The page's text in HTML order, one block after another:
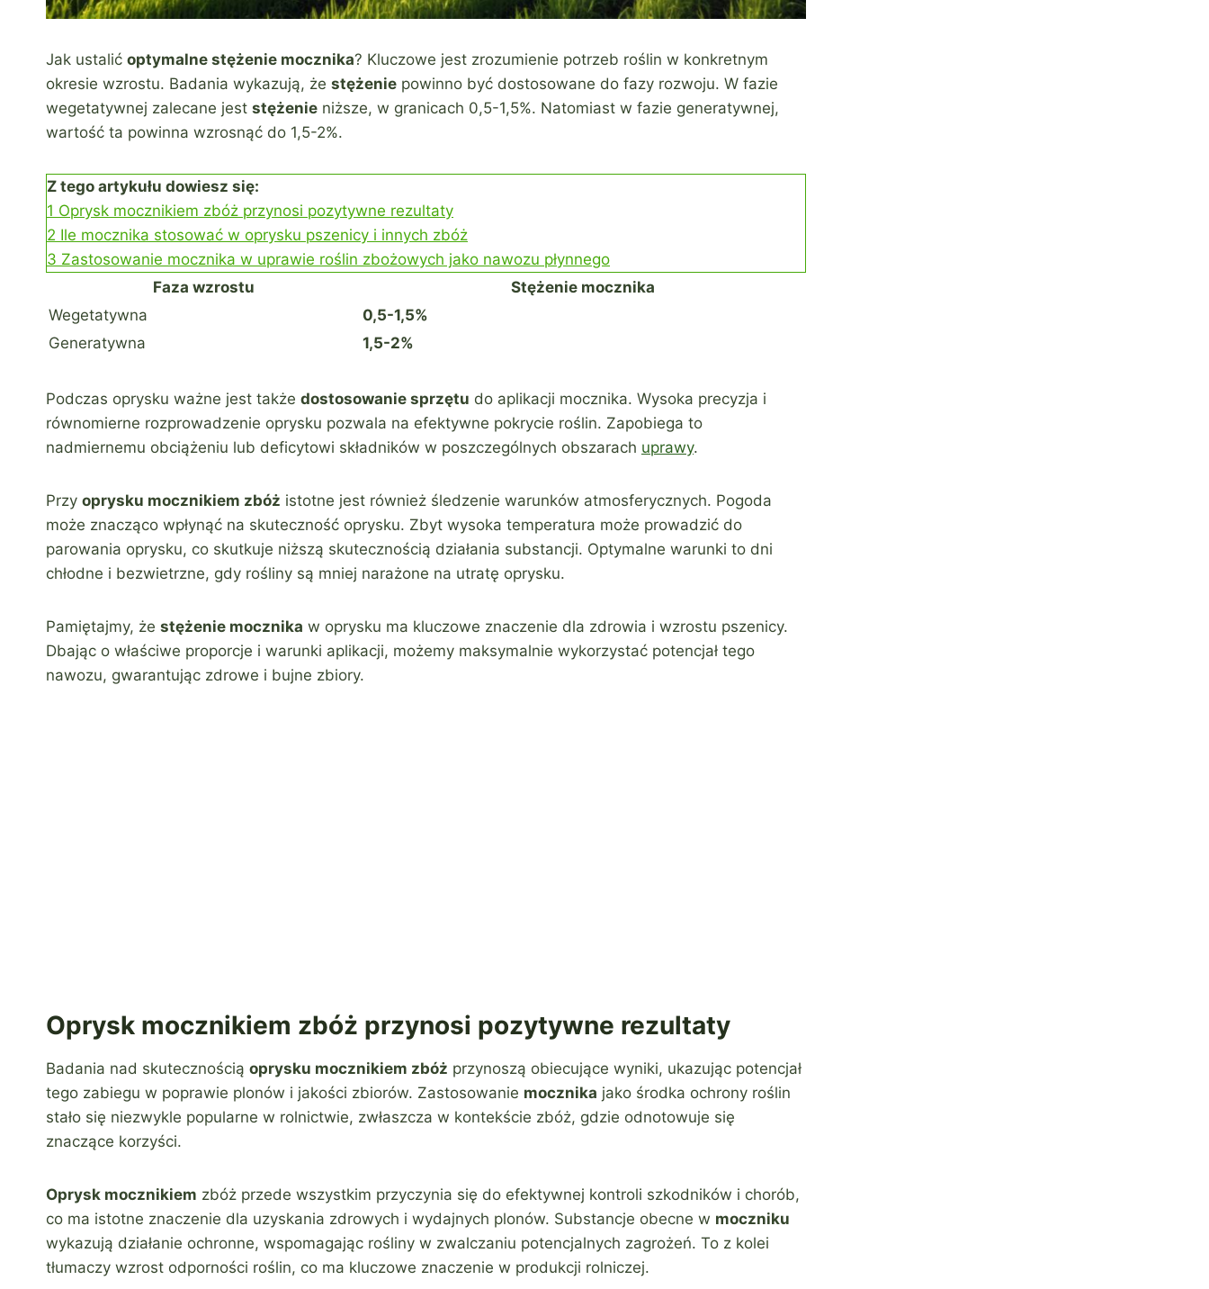
Jak ustalić optymalne stężenie mocznika? Kluczowe jest zrozumienie potrzeb roślin w konkretnym
okresie wzrostu. Badania wykazują, że stężenie powinno być dostosowane do fazy rozwoju. W fazie
wegetatywnej zalecane jest stężenie niższe, w granicach 0,5-1,5%. Natomiast w fazie generatywnej,
wartość ta powinna wzrosnąć do 1,5-2%.
Z tego artykułu dowiesz się:
1 Oprysk mocznikiem zbóż przynosi pozytywne rezultaty
2 Ile mocznika stosować w oprysku pszenicy i innych zbóż
3 Zastosowanie mocznika w uprawie roślin zbożowych jako nawozu płynnego
Faza wzrostu
Stężenie mocznika
Wegetatywna
0,5-1,5%
Generatywna
1,5-2%
Podczas oprysku ważne jest także dostosowanie sprzętu do aplikacji mocznika. Wysoka precyzja i
równomierne rozprowadzenie oprysku pozwala na efektywne pokrycie roślin. Zapobiega to
nadmiernemu obciążeniu lub deficytowi składników w poszczególnych obszarach uprawy.
Przy oprysku mocznikiem zbóż istotne jest również śledzenie warunków atmosferycznych. Pogoda
może znacząco wpłynąć na skuteczność oprysku. Zbyt wysoka temperatura może prowadzić do
parowania oprysku, co skutkuje niższą skutecznością działania substancji. Optymalne warunki to dni
chłodne i bezwietrzne, gdy rośliny są mniej narażone na utratę oprysku.
Pamiętajmy, że stężenie mocznika w oprysku ma kluczowe znaczenie dla zdrowia i wzrostu pszenicy.
Dbając o właściwe proporcje i warunki aplikacji, możemy maksymalnie wykorzystać potencjał tego
nawozu, gwarantując zdrowe i bujne zbiory.
Oprysk mocznikiem zbóż przynosi pozytywne rezultaty
Badania nad skutecznością oprysku mocznikiem zbóż przynoszą obiecujące wyniki, ukazując potencjał
tego zabiegu w poprawie plonów i jakości zbiorów. Zastosowanie mocznika jako środka ochrony roślin
stało się niezwykle popularne w rolnictwie, zwłaszcza w kontekście zbóż, gdzie odnotowuje się
znaczące korzyści.
Oprysk mocznikiem zbóż przede wszystkim przyczynia się do efektywnej kontroli szkodników i chorób,
co ma istotne znaczenie dla uzyskania zdrowych i wydajnych plonów. Substancje obecne w moczniku
wykazują działanie ochronne, wspomagając rośliny w zwalczaniu potencjalnych zagrożeń. To z kolei
tłumaczy wzrost odporności roślin, co ma kluczowe znaczenie w produkcji rolniczej.